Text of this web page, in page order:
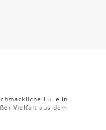
Fülle in
Vielfalt aus dem